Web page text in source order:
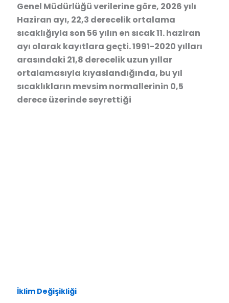
Genel Müdürlüğü verilerine göre, 2026 yılı
Haziran ayı, 22,3 derecelik ortalama
sıcaklığıyla son 56 yılın en sıcak 11. haziran
ayı olarak kayıtlara geçti. 1991-2020 yılları
arasındaki 21,8 derecelik uzun yıllar
ortalamasıyla kıyaslandığında, bu yıl
sıcaklıkların mevsim normallerinin 0,5
derece üzerinde seyrettiği
İklim Değişikliği